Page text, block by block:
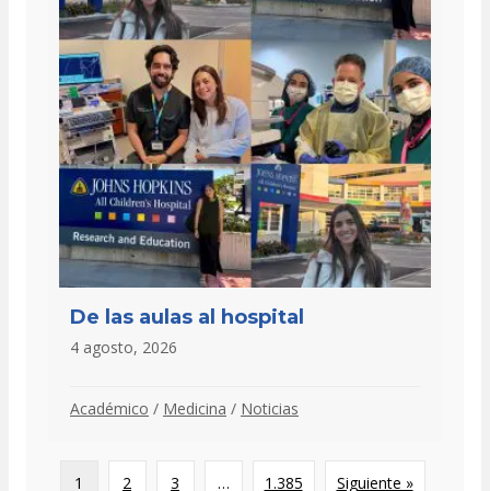
De las aulas al hospital
4 agosto, 2026
Académico / Medicina / Noticias
1 2 3 … 1.385 Siguiente »